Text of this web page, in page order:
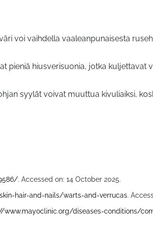
voi vaihdella vaaleanpunaisesta
pieniä hiusverisuonia, jotka kuljettavat
syylät voivat muuttua kivuliaiksi,
. Accessed on: 14 October 2025.
hair-and-nails/warts-and-verrucas.
www.mayoclinic.org/diseases-conditions/